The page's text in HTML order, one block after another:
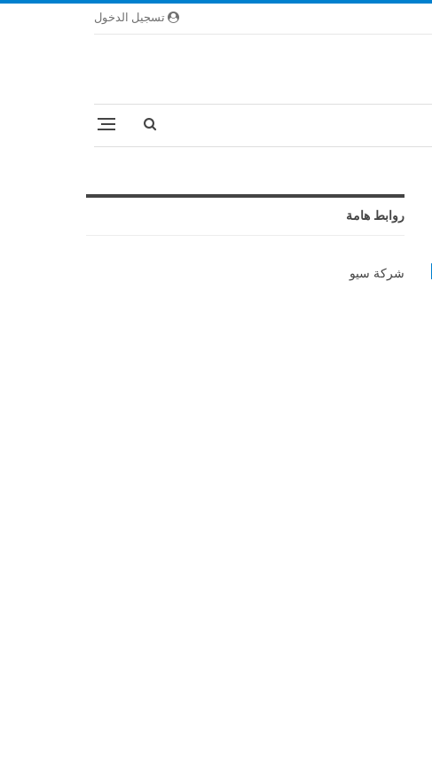
تسجيل الدخول
روابط هامة
شركة سيو